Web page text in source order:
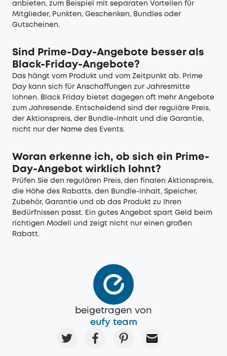
anbieten, zum Beispiel mit separaten Vorteilen für
Mitglieder, Punkten, Geschenken, Bundles oder
Gutscheinen.
Sind Prime-Day-Angebote besser als
Black-Friday-Angebote?
Das hängt vom Produkt und vom Zeitpunkt ab. Prime
Day kann sich für Anschaffungen zur Jahresmitte
lohnen. Black Friday bietet dagegen oft mehr Angebote
zum Jahresende. Entscheidend sind der reguläre Preis,
der Aktionspreis, der Bundle-Inhalt und die Garantie,
nicht nur der Name des Events.
Woran erkenne ich, ob sich ein Prime-
Day-Angebot wirklich lohnt?
Prüfen Sie den regulären Preis, den finalen Aktionspreis,
die Höhe des Rabatts, den Bundle-Inhalt, Speicher,
Zubehör, Garantie und ob das Produkt zu Ihren
Bedürfnissen passt. Ein gutes Angebot spart Geld beim
richtigen Modell und zeigt nicht nur einen großen
Rabatt.
beigetragen von
eufy team